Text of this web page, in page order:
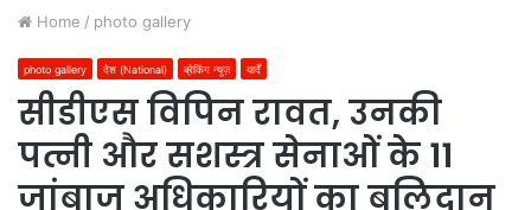
Home / photo gallery
photo gallery देश (National) ब्रेकिंग न्यूज़ यादेँ
सीडीएस विपिन रावत, उनकी
पत्नी और सशस्त्र सेनाओं के 11
जांबाज अधिकारियों का बलिदान